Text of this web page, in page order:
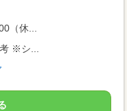
（休...
※シ...